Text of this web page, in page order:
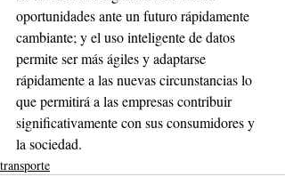
oportunidades ante un futuro rápidamente
cambiante; y el uso inteligente de datos
permite ser más ágiles y adaptarse
rápidamente a las nuevas circunstancias lo
que permitirá a las empresas contribuir
significativamente con sus consumidores y
la sociedad.
transporte